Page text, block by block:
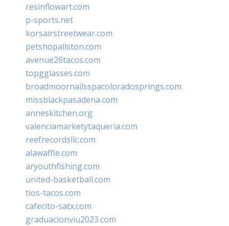
resinflowart.com
p-sports.net
korsairstreetwear.com
petshopallston.com
avenue26tacos.com
topgglasses.com
broadmoornailsspacoloradosprings.com
missblackpasadena.com
anneskitchen.org
valenciamarketytaqueria.com
reefrecordsllc.com
alawaffle.com
aryouthfishing.com
united-basketball.com
tios-tacos.com
cafecito-satx.com
graduacionviu2023.com